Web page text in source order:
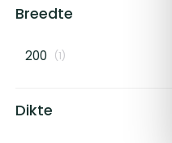
Breedte
200 (1)
Dikte